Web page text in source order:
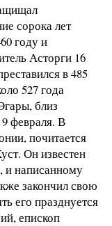
сорока лет
году и
Асторги 16
в 485
527 года
близ
февраля. В
почитается
Он известен
и написанному
закончил свою
его празднуется
епископ